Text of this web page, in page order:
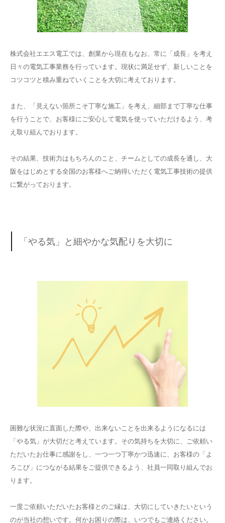
株式会社エエス電工では、創業から現在もなお、常に「成長」を考え
日々の電気工事業務を行っています。現状に満足せず、新しいことを
コツコツと積み重ねていくことを大切に考えております。
また、「見えない箇所こそ丁寧な施工」を考え、細部まで丁寧な仕事
を行うことで、お客様にご安心して電気を使っていただけるよう、考
え取り組んでおります。
その結果、技術力はもちろんのこと、チームとしての成長を通し、大
阪をはじめとする全国のお客様へご納得いただく電気工事技術の提供
に繋がっております。
「やる気」と細やかな気配りを大切に
困難な状況に直面した際や、出来ないことを出来るようになるには
「やる気」が大切だと考えています。その気持ちを大切に、ご依頼い
ただいたお仕事に感謝をし、一つ一つ丁寧かつ迅速に、お客様の「よ
ろこび」につながる結果をご提供できるよう、社員一同取り組んでお
ります。
一度ご依頼いただいたお客様とのご縁は、大切にしていきたいという
のが当社の想いです。何かお困りの際は、いつでもご連絡ください。